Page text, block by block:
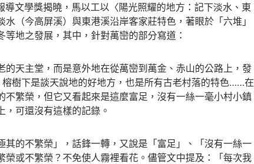
文學獎揭曉，馬以工以〈陽光照耀的地方：記下淡水、東
（今高屏溪）與東港溪沿岸客家莊特色，著眼於「六堆」
等地之發展，其中，針對萬巒的部分寫道：
天主堂，而是意外地在從萬巒到萬金、赤山的公路上，發
下是談天說地的好地方，也是所有古老村落的特色……在
繁榮，但它又看起來是這麼富足，沒有一絲一毫小村小鎮
可還沒有這樣的記錄。
的不繁榮」，話鋒一轉，又說是「富足」、「沒有一絲一
或不繁榮？不免使人霧裡看花。儘管文中提及：「每次我